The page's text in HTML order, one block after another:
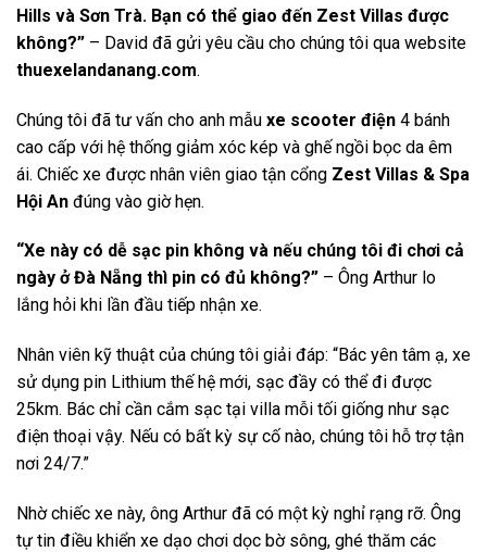
Hills và Sơn Trà. Bạn có thể giao đến Zest Villas được
không?” – David đã gửi yêu cầu cho chúng tôi qua website
thuexelandanang.com.
Chúng tôi đã tư vấn cho anh mẫu xe scooter điện 4 bánh
cao cấp với hệ thống giảm xóc kép và ghế ngồi bọc da êm
ái. Chiếc xe được nhân viên giao tận cổng Zest Villas & Spa
Hội An đúng vào giờ hẹn.
“Xe này có dễ sạc pin không và nếu chúng tôi đi chơi cả
ngày ở Đà Nẵng thì pin có đủ không?” – Ông Arthur lo
lắng hỏi khi lần đầu tiếp nhận xe.
Nhân viên kỹ thuật của chúng tôi giải đáp: “Bác yên tâm ạ, xe
sử dụng pin Lithium thế hệ mới, sạc đầy có thể đi được
25km. Bác chỉ cần cắm sạc tại villa mỗi tối giống như sạc
điện thoại vậy. Nếu có bất kỳ sự cố nào, chúng tôi hỗ trợ tận
nơi 24/7.”
Nhờ chiếc xe này, ông Arthur đã có một kỳ nghỉ rạng rỡ. Ông
tự tin điều khiển xe dạo chơi dọc bờ sông, ghé thăm các